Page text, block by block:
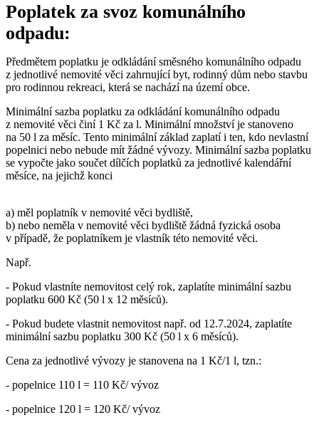
Poplatek za svoz komunálního
odpadu:
Předmětem poplatku je odkládání směsného komunálního odpadu
z jednotlivé nemovité věci zahrnující byt, rodinný dům nebo stavbu
pro rodinnou rekreaci, která se nachází na území obce.
Minimální sazba poplatku za odkládání komunálního odpadu
z nemovité věci činí 1 Kč za l. Minimální množství je stanoveno
na 50 l za měsíc. Tento minimální základ zaplatí i ten, kdo nevlastní
popelnici nebo nebude mít žádné vývozy. Minimální sazba poplatku
se vypočte jako součet dílčích poplatků za jednotlivé kalendářní
měsíce, na jejichž konci
a) měl poplatník v nemovité věci bydliště,
b) nebo neměla v nemovité věci bydliště žádná fyzická osoba
v případě, že poplatníkem je vlastník této nemovité věci.
Např.
- Pokud vlastníte nemovitost celý rok, zaplatíte minimální sazbu
poplatku 600 Kč (50 l x 12 měsíců).
- Pokud budete vlastnit nemovitost např. od 12.7.2024, zaplatíte
minimální sazbu poplatku 300 Kč (50 l x 6 měsíců).
Cena za jednotlivé vývozy je stanovena na 1 Kč/1 l, tzn.:
- popelnice 110 l = 110 Kč/ vývoz
- popelnice 120 l = 120 Kč/ vývoz